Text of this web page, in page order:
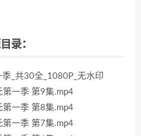
录：
_共30全_1080P_无水印
一季 第9集.mp4
一季 第8集.mp4
一季 第7集.mp4